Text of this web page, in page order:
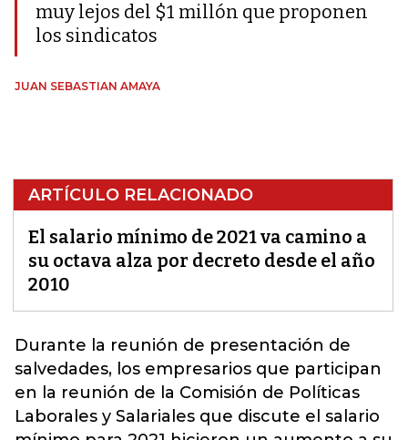
muy lejos del $1 millón que proponen
los sindicatos
JUAN SEBASTIAN AMAYA
ARTÍCULO RELACIONADO
El salario mínimo de 2021 va camino a
su octava alza por decreto desde el año
2010
Durante la reunión de presentación de
salvedades, los empresarios que participan
en la reunión de la Comisión de Políticas
Laborales y Salariales que discute el salario